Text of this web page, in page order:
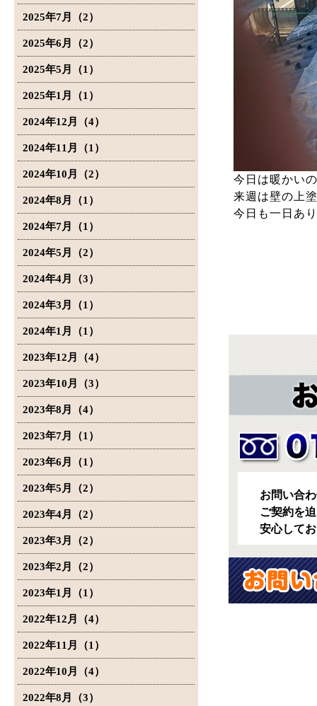
2025年7月（2）
2025年6月（2）
2025年5月（1）
2025年1月（1）
2024年12月（4）
2024年11月（1）
2024年10月（2）
2024年8月（1）
2024年7月（1）
2024年5月（2）
2024年4月（3）
2024年3月（1）
2024年1月（1）
2023年12月（4）
2023年10月（3）
2023年8月（4）
2023年7月（1）
2023年6月（1）
2023年5月（2）
2023年4月（2）
2023年3月（2）
2023年2月（2）
2023年1月（1）
2022年12月（4）
2022年11月（1）
2022年10月（4）
2022年8月（3）
今日は暖かい
来週は壁の上
今日も一日あ
お問い合
ご契約を
安心して